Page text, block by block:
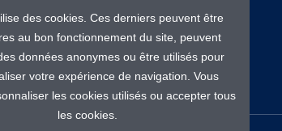
des cookies. Ces derniers peuvent être
au bon fonctionnement du site, peuvent
données anonymes ou être utilisés pour
votre expérience de navigation. Vous
les cookies utilisés ou accepter tous
les cookies.